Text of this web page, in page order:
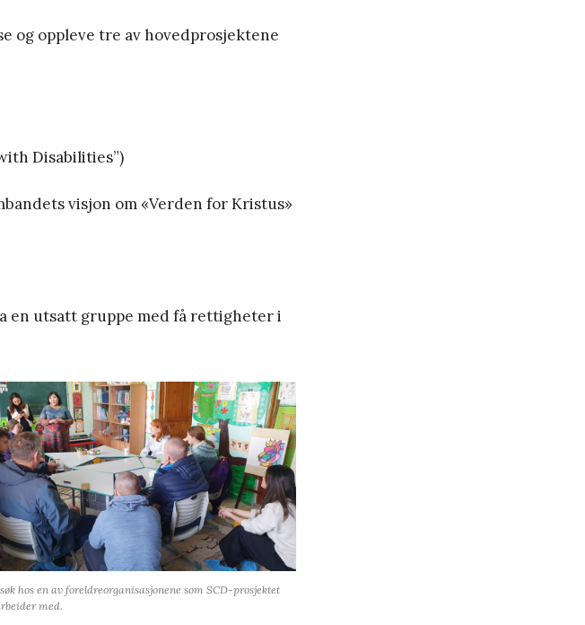
og oppleve tre av hovedprosjektene
Disabilities”)
visjon om «Verden for Kristus»
en utsatt gruppe med få rettigheter i
hos en av foreldreorganisasjonene som SCD-prosjektet
med.